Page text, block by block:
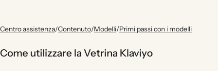
Centro assistenza/Contenuto/Modelli/Primi passi con i modelli
Come utilizzare la Vetrina Klaviyo